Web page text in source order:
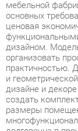
дизайном.
организовать
практичностью.
и
дизайне и декоре
создать
размеры
долговечна в
обеспечивает
царапин. Кабинет
орех с